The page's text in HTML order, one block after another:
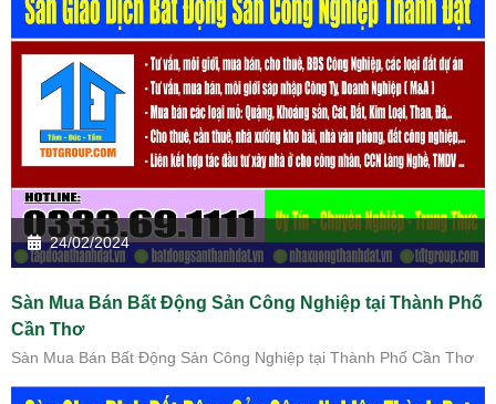
24/02/2024
Sàn Mua Bán Bất Động Sản Công Nghiệp tại Thành Phố
Cần Thơ
Sàn Mua Bán Bất Động Sản Công Nghiệp tại Thành Phố Cần Thơ